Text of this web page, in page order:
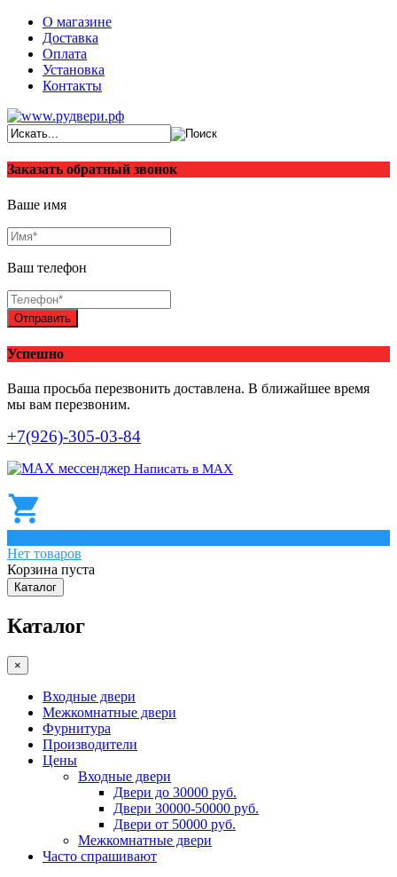
О магазине
Доставка
Оплата
Установка
Контакты
Заказать обратный звонок
Ваше имя
Ваш телефон
Отправить
Успешно
Ваша просьба перезвонить доставлена. В ближайшее время
мы вам перезвоним.
+7(926)-305-03-84
Написать в МАХ
Нет товаров
Корзина пуста
Каталог
Каталог
×
Входные двери
Межкомнатные двери
Фурнитура
Производители
Цены
Входные двери
Двери до 30000 руб.
Двери 30000-50000 руб.
Двери от 50000 руб.
Межкомнатные двери
Часто спрашивают